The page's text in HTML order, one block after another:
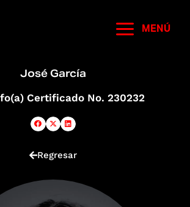
MENÚ
José García
Certificado No. 230232
Regresar